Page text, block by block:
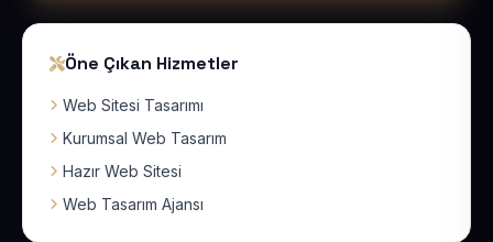
Öne Çıkan Hizmetler
Web Sitesi Tasarımı
Kurumsal Web Tasarım
Hazır Web Sitesi
Web Tasarım Ajansı